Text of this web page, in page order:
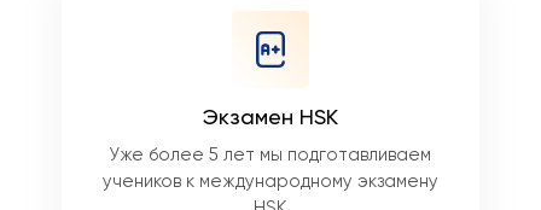
Экзамен HSK
Уже более 5 лет мы подготавливаем
учеников к международному экзамену